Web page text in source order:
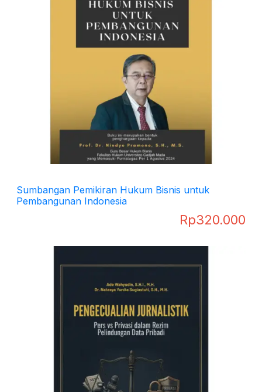
Sumbangan Pemikiran Hukum Bisnis untuk
Pembangunan Indonesia
Rp320.000